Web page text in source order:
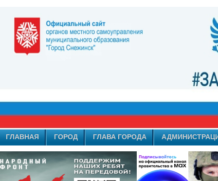
ГЛАВНАЯ ГОРОД ГЛАВА ГОРОДА